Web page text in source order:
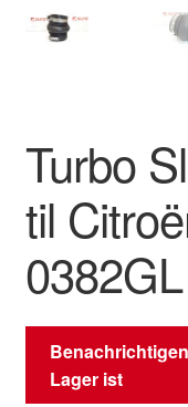
Om os
Turbo
til
0382GL
Lager ist